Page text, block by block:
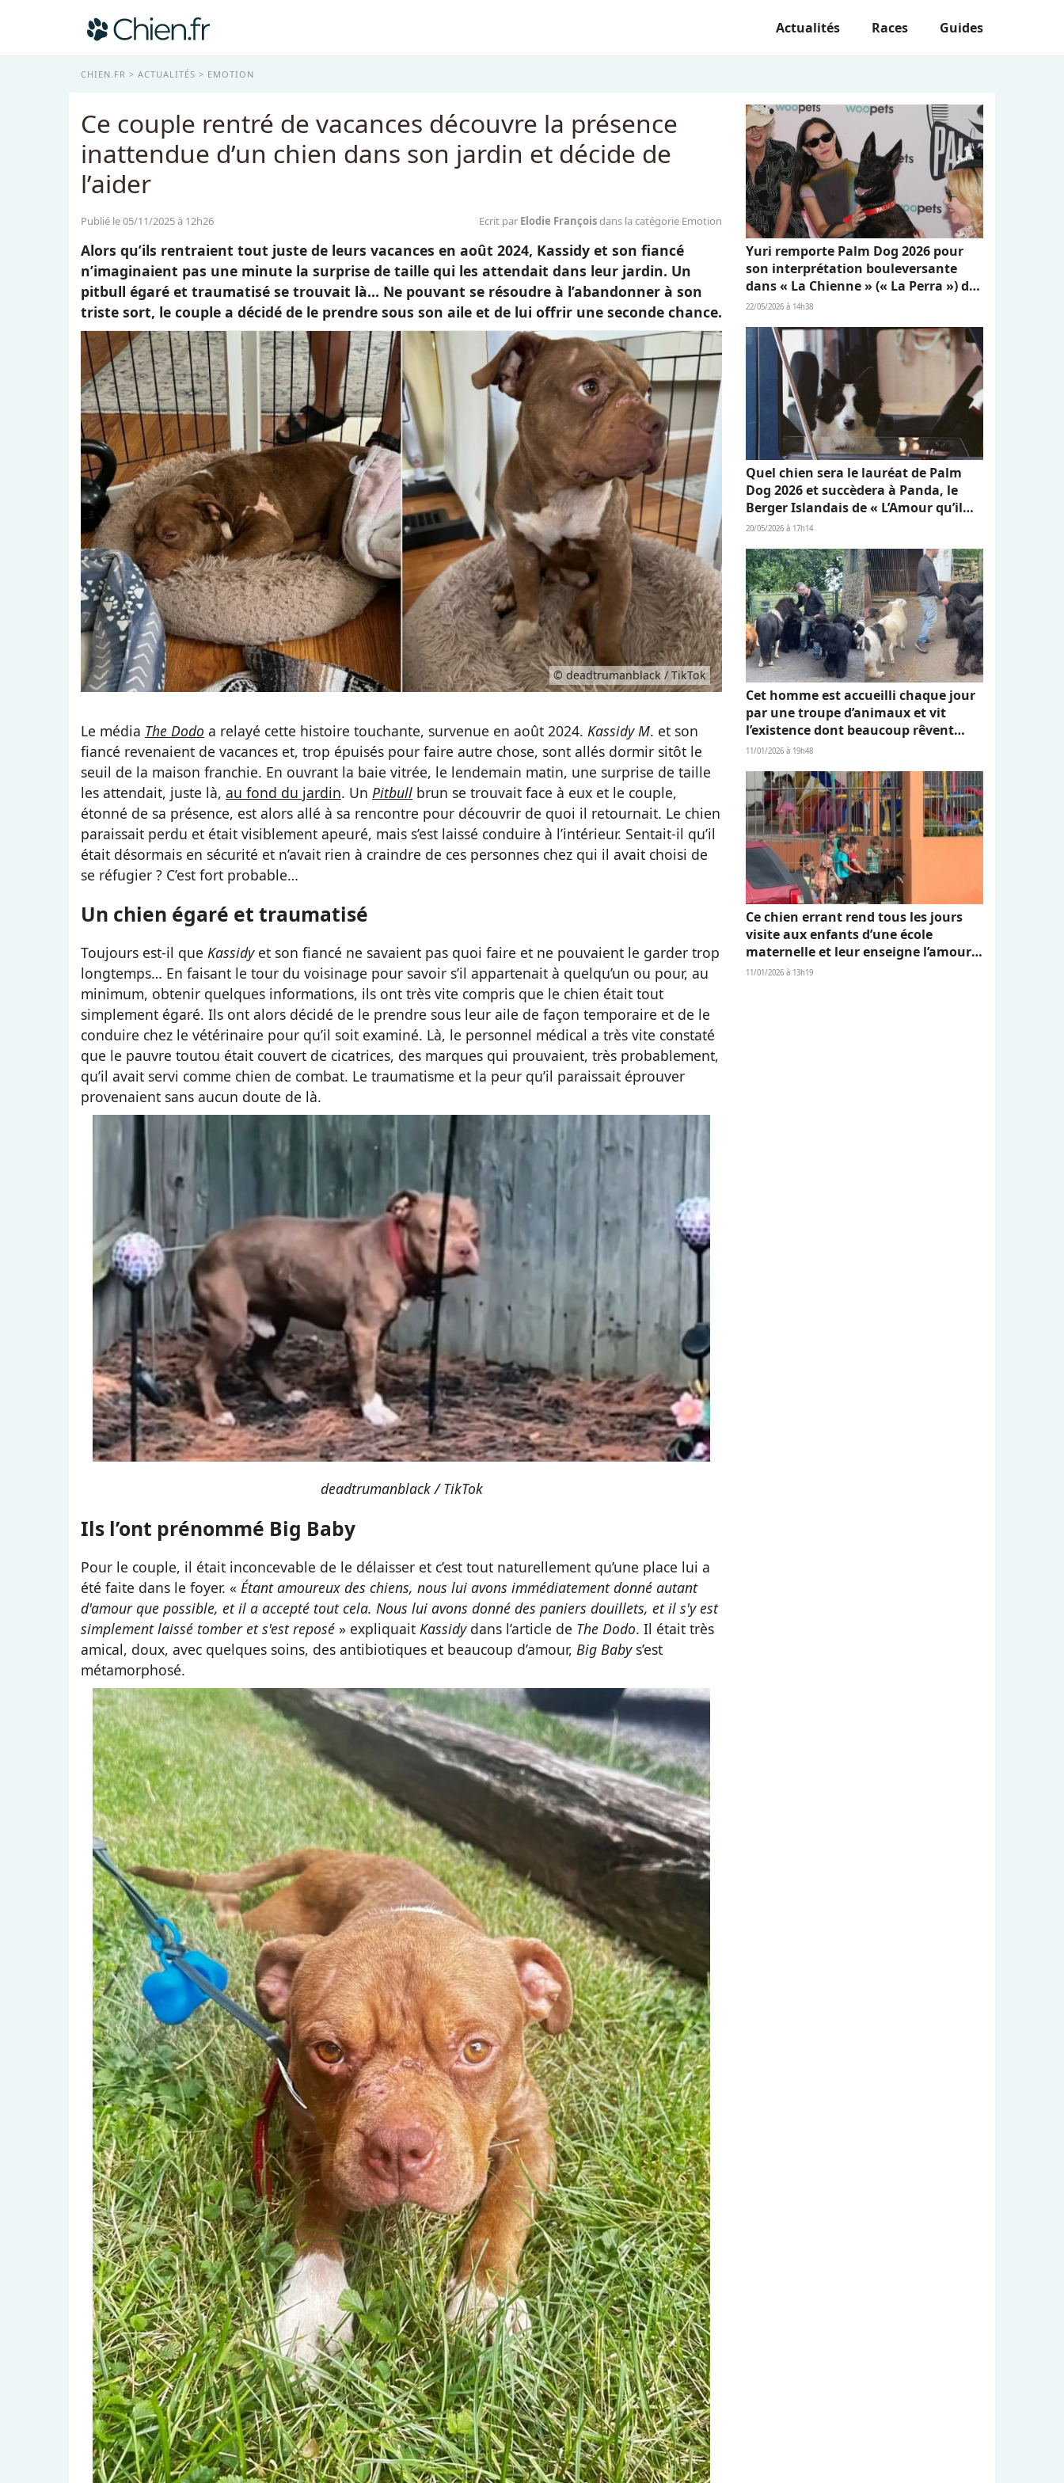
Actualités Races Guides
CHIEN.FR ACTUALITÉS EMOTION
Ce couple rentré de vacances découvre la présence
inattendue d’un chien dans son jardin et décide de
l’aider
Publié le 05/11/2025 à 12h26 Ecrit par Elodie Françoisdans la catégorie Emotion
Alors qu’ils rentraient tout juste de leurs vacances en août 2024, Kassidy et son fiancé
n’imaginaient pas une minute la surprise de taille qui les attendait dans leur jardin. Un
pitbull égaré et traumatisé se trouvait là… Ne pouvant se résoudre à l’abandonner à son
triste sort, le couple a décidé de le prendre sous son aile et de lui offrir une seconde chance.
© deadtrumanblack / TikTok
Le média The Dodo a relayé cette histoire touchante, survenue en août 2024. Kassidy M. et son
fiancé revenaient de vacances et, trop épuisés pour faire autre chose, sont allés dormir sitôt le
seuil de la maison franchie. En ouvrant la baie vitrée, le lendemain matin, une surprise de taille
les attendait, juste là, au fond du jardin. Un Pitbull brun se trouvait face à eux et le couple,
étonné de sa présence, est alors allé à sa rencontre pour découvrir de quoi il retournait. Le chien
paraissait perdu et était visiblement apeuré, mais s’est laissé conduire à l’intérieur. Sentait-il qu’il
était désormais en sécurité et n’avait rien à craindre de ces personnes chez qui il avait choisi de
se réfugier ? C’est fort probable…
Un chien égaré et traumatisé
Toujours est-il que Kassidyet son fiancé ne savaient pas quoi faire et ne pouvaient le garder trop
longtemps… En faisant le tour du voisinage pour savoir s’il appartenait à quelqu’un ou pour, au
minimum, obtenir quelques informations, ils ont très vite compris que le chien était tout
simplement égaré. Ils ont alors décidé de le prendre sous leur aile de façon temporaire et de le
conduire chez le vétérinaire pour qu’il soit examiné. Là, le personnel médical a très vite constaté
que le pauvre toutou était couvert de cicatrices, des marques qui prouvaient, très probablement,
qu’il avait servi comme chien de combat. Le traumatisme et la peur qu’il paraissait éprouver
provenaient sans aucun doute de là.
deadtrumanblack / TikTok
Ils l’ont prénommé Big Baby
Pour le couple, il était inconcevable de le délaisser et c’est tout naturellement qu’une place lui a
été faite dans le foyer. « Étant amoureux des chiens, nous lui avons immédiatement donné autant
d'amour que possible, et il a accepté tout cela. Nous lui avons donné des paniers douillets, et il s'y est
simplement laissé tomber et s'est reposé » expliquait Kassidydans l’article de The Dodo. Il était très
amical, doux, avec quelques soins, des antibiotiques et beaucoup d’amour, Big Babys’est
métamorphosé.
Yuri remporte Palm Dog 2026 pour
son interprétation bouleversante
dans « La Chienne » (« La Perra ») de
Dominga Sotomayor
22/05/2026 à 14h38
Quel chien sera le lauréat de Palm
Dog 2026 et succèdera à Panda, le
Berger Islandais de « L’Amour qu’il
nous reste » ?
20/05/2026 à 17h14
Cet homme est accueilli chaque jour
par une troupe d’animaux et vit
l’existence dont beaucoup rêvent
(vidéo)
11/01/2026 à 19h48
Ce chien errant rend tous les jours
visite aux enfants d’une école
maternelle et leur enseigne l’amour
et l’empathie (vidéo)
11/01/2026 à 13h19